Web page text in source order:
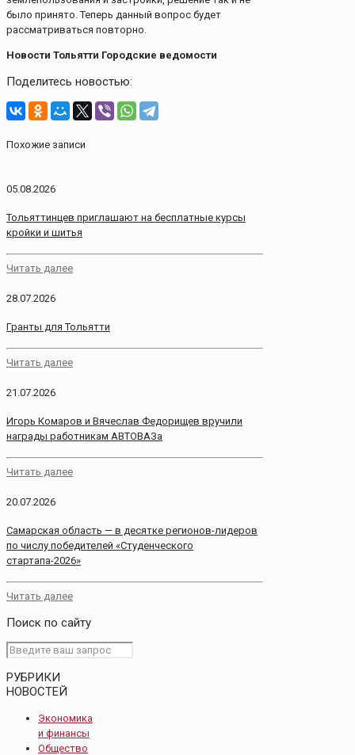
было принято. Теперь данный вопрос будет
рассматриваться повторно.
Новости Тольятти Городские ведомости
Поделитесь новостью:
Похожие записи
05.08.2026
Тольяттинцев приглашают на бесплатные курсы
кройки и шитья
Читать далее
28.07.2026
Гранты для Тольятти
Читать далее
21.07.2026
Игорь Комаров и Вячеслав Федорищев вручили
награды работникам АВТОВАЗа
Читать далее
20.07.2026
Самарская область — в десятке регионов-лидеров
по числу победителей «Студенческого
стартапа-2026»
Читать далее
Поиск по сайту
РУБРИКИ
НОВОСТЕЙ
Экономика
и финансы
Общество